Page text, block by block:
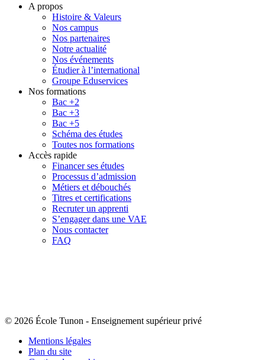
A propos
Histoire & Valeurs
Nos campus
Nos partenaires
Notre actualité
Nos événements
Étudier à l’international
Groupe Eduservices
Nos formations
Bac +2
Bac +3
Bac +5
Schéma des études
Toutes nos formations
Accès rapide
Financer ses études
Processus d’admission
Métiers et débouchés
Titres et certifications
Recruter un apprenti
S’engager dans une VAE
Nous contacter
FAQ
© 2026 École Tunon - Enseignement supérieur privé
Mentions légales
Plan du site